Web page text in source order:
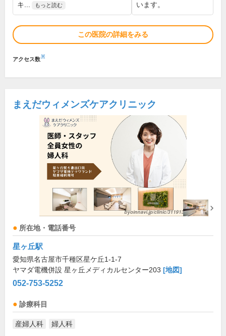
キ...
もっと読む
います。
この医院の詳細をみる
アクセス数※
まえだウィメンズケアクリニック
所在地・電話番号
星ヶ丘駅
愛知県名古屋市千種区星ケ丘1-1-7
ヤマダ電機併設 星ヶ丘メディカルセンター203 [地図]
052-753-5252
診療科目
産婦人科 婦人科